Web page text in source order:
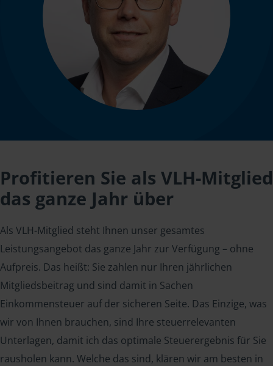
Profitieren Sie als VLH-Mitglied
das ganze Jahr über
Als VLH-Mitglied steht Ihnen unser gesamtes
Leistungsangebot das ganze Jahr zur Verfügung – ohne
Aufpreis. Das heißt: Sie zahlen nur Ihren jährlichen
Mitgliedsbeitrag und sind damit in Sachen
Einkommensteuer auf der sicheren Seite. Das Einzige, was
wir von Ihnen brauchen, sind Ihre steuerrelevanten
Unterlagen, damit ich das optimale Steuerergebnis für Sie
rausholen kann. Welche das sind, klären wir am besten in